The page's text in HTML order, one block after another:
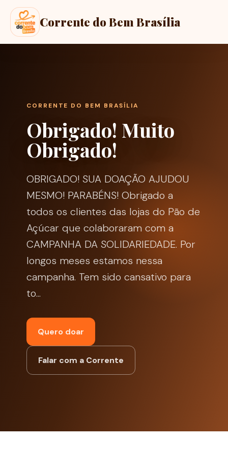
Corrente do Bem Brasília
CORRENTE DO BEM BRASÍLIA
Obrigado! Muito
Obrigado!
OBRIGADO! SUA DOAÇÃO AJUDOU
MESMO! PARABÉNS! Obrigado a
todos os clientes das lojas do Pão de
Açúcar que colaboraram com a
CAMPANHA DA SOLIDARIEDADE. Por
longos meses estamos nessa
campanha. Tem sido cansativo para
to...
Quero doar
Falar com a Corrente